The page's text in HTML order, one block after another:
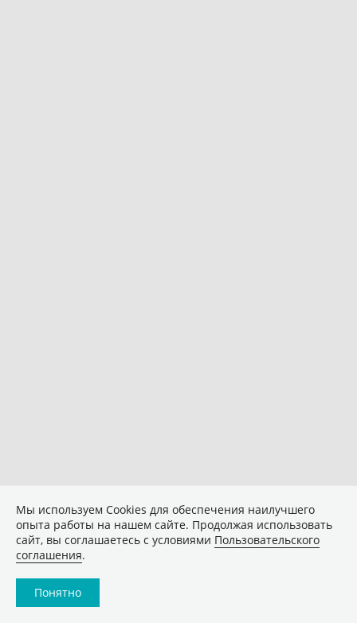
Мы используем Сookies для обеспечения наилучшего
опыта работы на нашем сайте. Продолжая использовать
сайт, вы соглашаетесь с условиями Пользовательского
соглашения.
Понятно